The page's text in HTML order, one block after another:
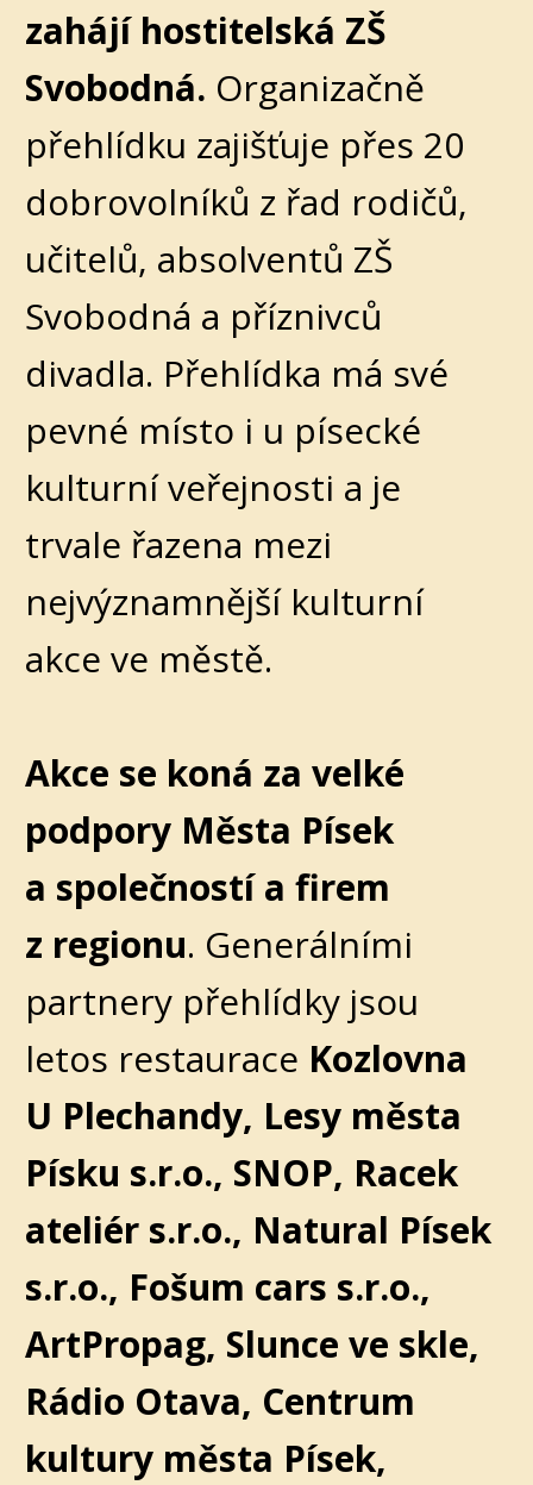
zahájí hostitelská ZŠ
Svobodná. Organizačně
přehlídku zajišťuje přes 20
dobrovolníků z řad rodičů,
učitelů, absolventů ZŠ
Svobodná a příznivců
divadla. Přehlídka má své
pevné místo i u písecké
kulturní veřejnosti a je
trvale řazena mezi
nejvýznamnější kulturní
akce ve městě.
Akce se koná za velké
podpory Města Písek
a společností a firem
z regionu. Generálními
partnery přehlídky jsou
letos restaurace Kozlovna
U Plechandy, Lesy města
Písku s.r.o., SNOP, Racek
ateliér s.r.o., Natural Písek
s.r.o., Fošum cars s.r.o.,
ArtPropag, Slunce ve skle,
Rádio Otava, Centrum
kultury města Písek,